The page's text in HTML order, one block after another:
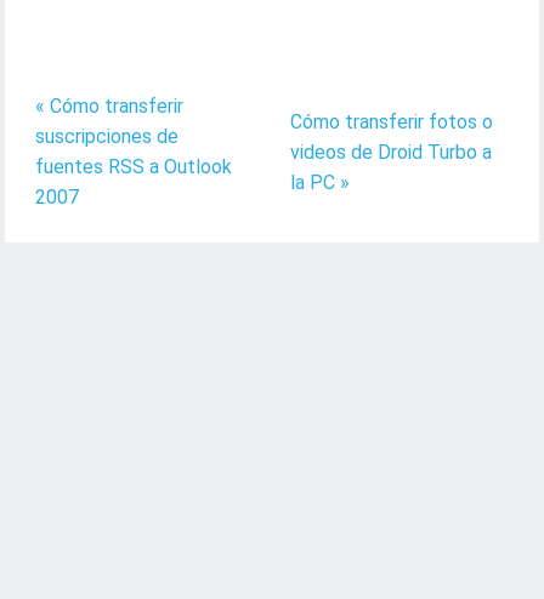
« Cómo transferir
suscripciones de
fuentes RSS a Outlook
2007
Cómo transferir fotos o
videos de Droid Turbo a
la PC »